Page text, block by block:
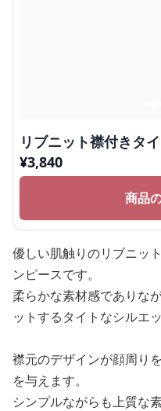
リブニット襟付きタ
¥3,840
商品
優しい肌触りのリブニッ
ンピースです。
柔らかな素材感でありな
ットするタイトなシルエ
襟元のデザインが顔周り
を与えます。
シンプルながらも上質な